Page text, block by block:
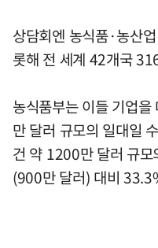
상담회엔 농식품·농산
롯해 전 세계 42개국
농식품부는 이들 기업
만 달러 규모의 일대일
건 약 1200만 달러 규
(900만 달러) 대비